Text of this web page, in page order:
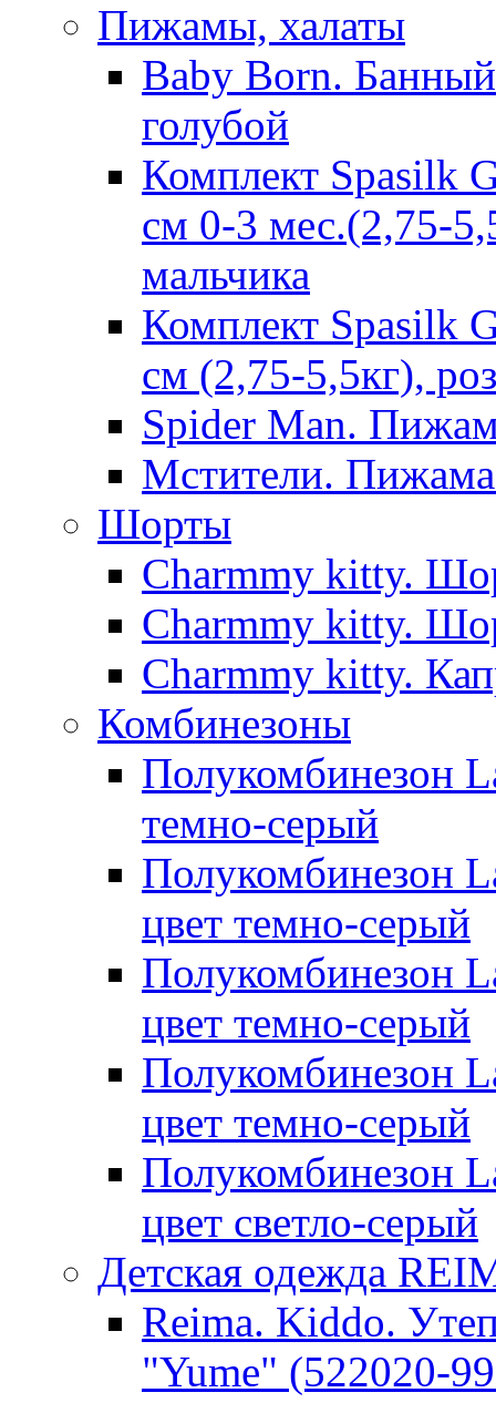
Пижамы, халаты
Baby Born.
голубой
Комплект Spasilk
см 0-3 мес.(2,75-
мальчика
Комплект Spasilk
см (2,75-5,5кг),
Spider Man.
Мстители.
Шорты
Charmmy kitty.
Charmmy kitty.
Charmmy kitty.
Комбинезоны
Полукомбинезон
темно-серый
Полукомбинезон
цвет темно-серый
Полукомбинезон
цвет темно-серый
Полукомбинезон
цвет темно-серый
Полукомбинезон
цвет светло-серый
Детская одежда
Reima. Kiddo.
"Yume" (522020-